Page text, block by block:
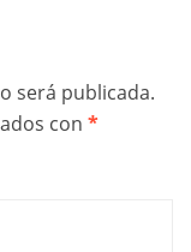
será publicada.
con *